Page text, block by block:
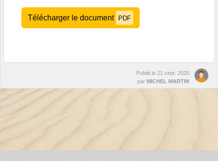
Télécharger le document PDF
Publié le 21 sept. 2025
par MICHEL MARTIN